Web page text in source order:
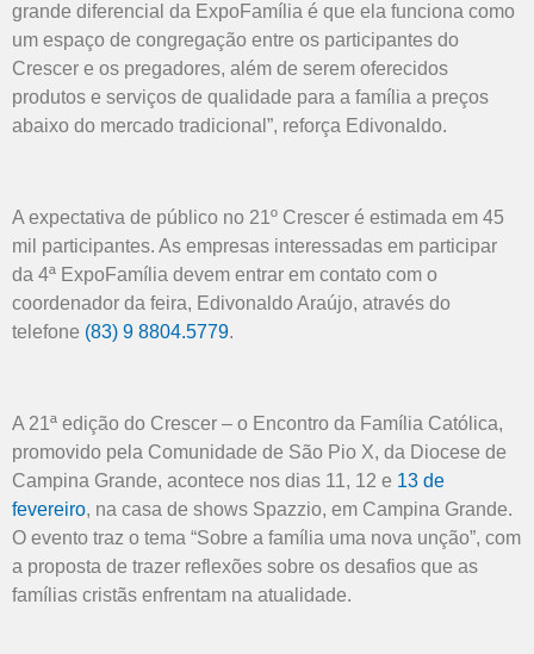
grande diferencial da ExpoFamília é que ela funciona como
um espaço de congregação entre os participantes do
Crescer e os pregadores, além de serem oferecidos
produtos e serviços de qualidade para a família a preços
abaixo do mercado tradicional”, reforça Edivonaldo.
A expectativa de público no 21º Crescer é estimada em 45
mil participantes. As empresas interessadas em participar
da 4ª ExpoFamília devem entrar em contato com o
coordenador da feira, Edivonaldo Araújo, através do
telefone (83) 9 8804.5779.
A 21ª edição do Crescer – o Encontro da Família Católica,
promovido pela Comunidade de São Pio X, da Diocese de
Campina Grande, acontece nos dias 11, 12 e 13 de
fevereiro, na casa de shows Spazzio, em Campina Grande.
O evento traz o tema “Sobre a família uma nova unção”, com
a proposta de trazer reflexões sobre os desafios que as
famílias cristãs enfrentam na atualidade.